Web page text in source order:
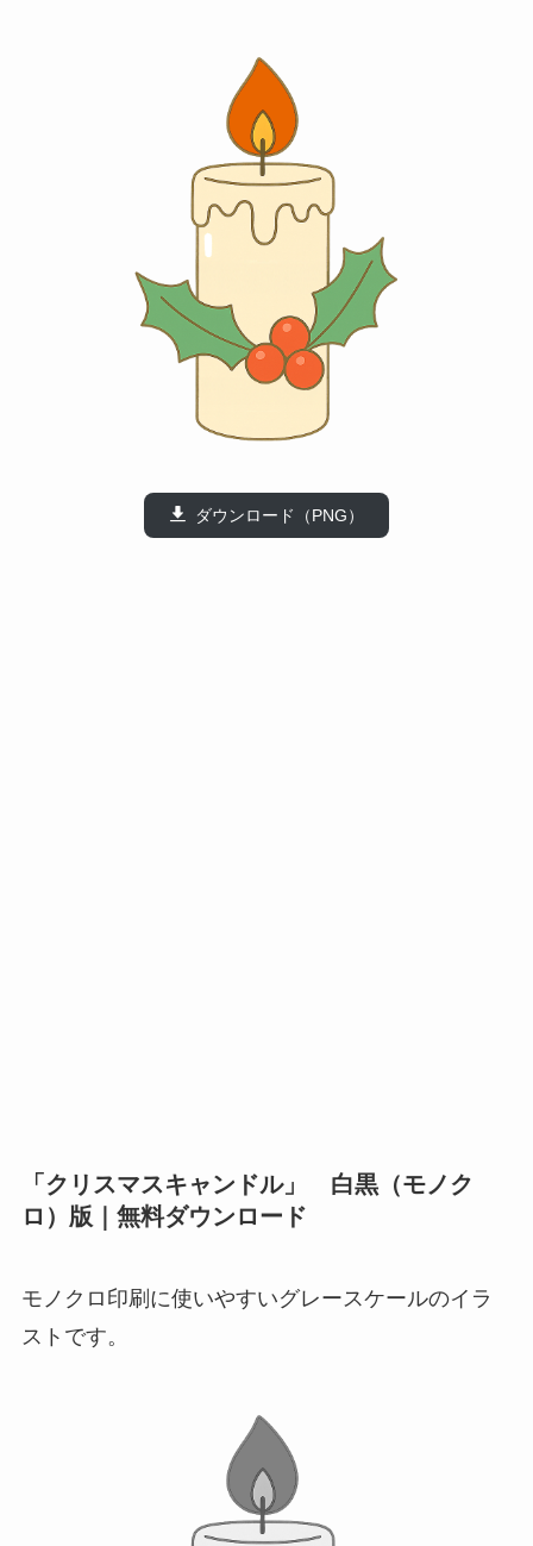
ダウンロード（PNG）
「クリスマスキャンドル」 白黒（モノク
ロ）版｜無料ダウンロード
モノクロ印刷に使いやすいグレースケールのイラ
ストです。